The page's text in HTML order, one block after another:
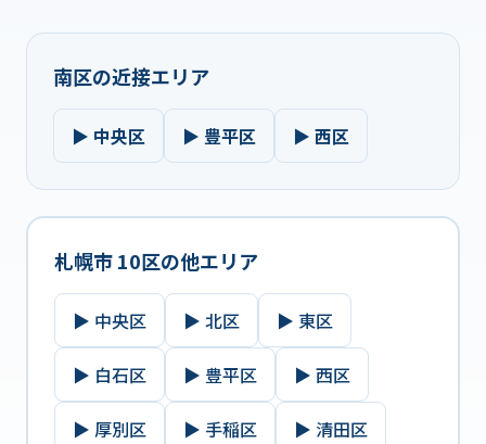
南区の近接エリア
▶ 中央区 ▶ 豊平区 ▶ 西区
札幌市 10区の他エリア
▶ 中央区 ▶ 北区 ▶ 東区
▶ 白石区 ▶ 豊平区 ▶ 西区
▶ 厚別区 ▶ 手稲区 ▶ 清田区